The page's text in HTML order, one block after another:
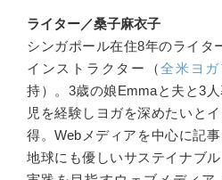
ライター／桑子麻衣子
シンガポール在住8年のライタ
インストラクター（全米ヨ
持）。3歳の娘Emmaと夫と3
児を経験しヨガを深めたいと
得。Webメディアを中心に記
地球にも優しいサステイナブ